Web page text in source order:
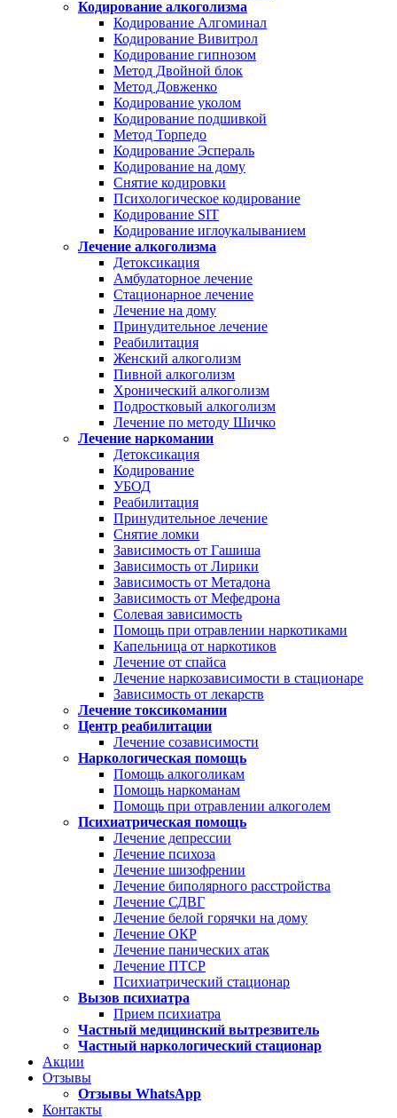
Кодирование алкоголизма
Кодирование Алгоминал
Кодирование Вивитрол
Кодирование гипнозом
Метод Двойной блок
Метод Довженко
Кодирование уколом
Кодирование подшивкой
Метод Торпедо
Кодирование Эспераль
Кодирование на дому
Снятие кодировки
Психологическое кодирование
Кодирование SIT
Кодирование иглоукалыванием
Лечение алкоголизма
Детоксикация
Амбулаторное лечение
Стационарное лечение
Лечение на дому
Принудительное лечение
Реабилитация
Женский алкоголизм
Пивной алкоголизм
Хронический алкоголизм
Подростковый алкоголизм
Лечение по методу Шичко
Лечение наркомании
Детоксикация
Кодирование
УБОД
Реабилитация
Принудительное лечение
Снятие ломки
Зависимость от Гашиша
Зависимость от Лирики
Зависимость от Метадона
Зависимость от Мефедрона
Солевая зависимость
Помощь при отравлении наркотиками
Капельница от наркотиков
Лечение от спайса
Лечение наркозависимости в стационаре
Зависимость от лекарств
Лечение токсикомании
Центр реабилитации
Лечение созависимости
Наркологическая помощь
Помощь алкоголикам
Помощь наркоманам
Помощь при отравлении алкоголем
Психиатрическая помощь
Лечение депрессии
Лечение психоза
Лечение шизофрении
Лечение биполярного расстройства
Лечение СДВГ
Лечение белой горячки на дому
Лечение ОКР
Лечение панических атак
Лечение ПТСР
Психиатрический стационар
Вызов психиатра
Прием психиатра
Частный медицинский вытрезвитель
Частный наркологический стационар
Акции
Отзывы
Отзывы WhatsApp
Контакты